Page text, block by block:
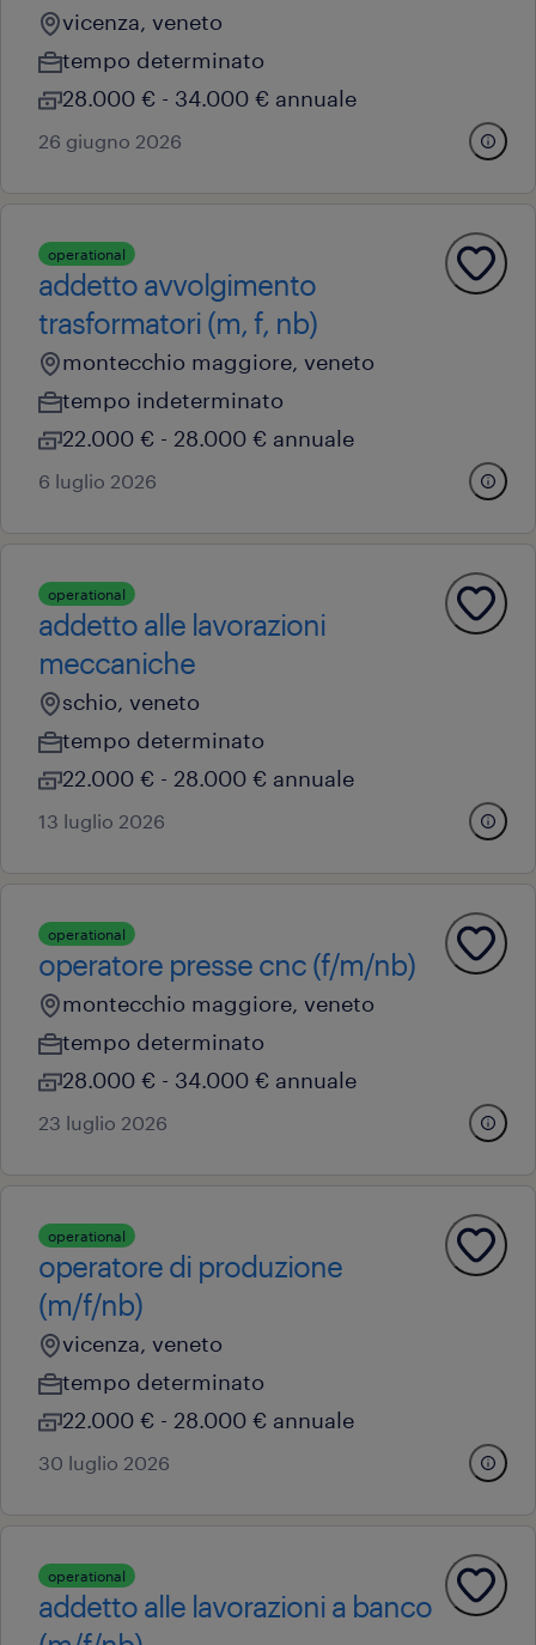
vicenza, veneto
tempo determinato
28.000 € - 34.000 € annuale
26 giugno 2026
operational
addetto avvolgimento
trasformatori (m, f, nb)
montecchio maggiore, veneto
tempo indeterminato
22.000 € - 28.000 € annuale
6 luglio 2026
operational
addetto alle lavorazioni
meccaniche
schio, veneto
tempo determinato
22.000 € - 28.000 € annuale
13 luglio 2026
operational
operatore presse cnc (f/m/nb)
montecchio maggiore, veneto
tempo determinato
28.000 € - 34.000 € annuale
23 luglio 2026
operational
operatore di produzione
(m/f/nb)
vicenza, veneto
tempo determinato
22.000 € - 28.000 € annuale
30 luglio 2026
operational
addetto alle lavorazioni a banco